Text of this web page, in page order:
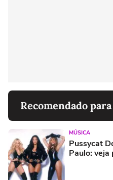
Recomendado
MÚSICA
Pussycat
Paulo: